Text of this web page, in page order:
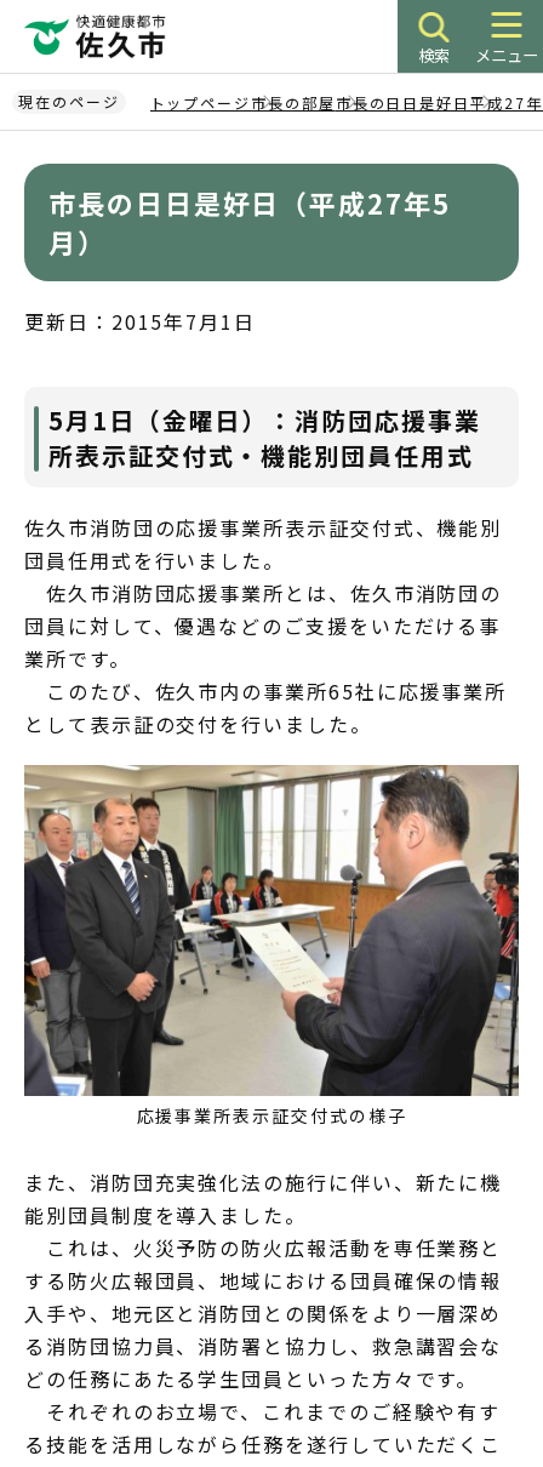
ペ
ー
ジ
検索 メニュー
現在のページ トップページ 市長の部屋 市長の日日是好日平成27
市長の日日是好日（平成27年5
月）
更新日：2015年7月1日
5月1日（金曜日）：消防団応援事業
所表示証交付式・機能別団員任用式
佐久市消防団の応援事業所表示証交付式、機能別
団員任用式を行いました。
佐久市消防団応援事業所とは、佐久市消防団の
団員に対して、優遇などのご支援をいただける事
業所です。
このたび、佐久市内の事業所65社に応援事業所
として表示証の交付を行いました。
応援事業所表示証交付式の様子
また、消防団充実強化法の施行に伴い、新たに機
能別団員制度を導入ました。
これは、火災予防の防火広報活動を専任業務と
する防火広報団員、地域における団員確保の情報
入手や、地元区と消防団との関係をより一層深め
る消防団協力員、消防署と協力し、救急講習会な
どの任務にあたる学生団員といった方々です。
それぞれのお立場で、これまでのご経験や有す
る技能を活用しながら任務を遂行していただくこ